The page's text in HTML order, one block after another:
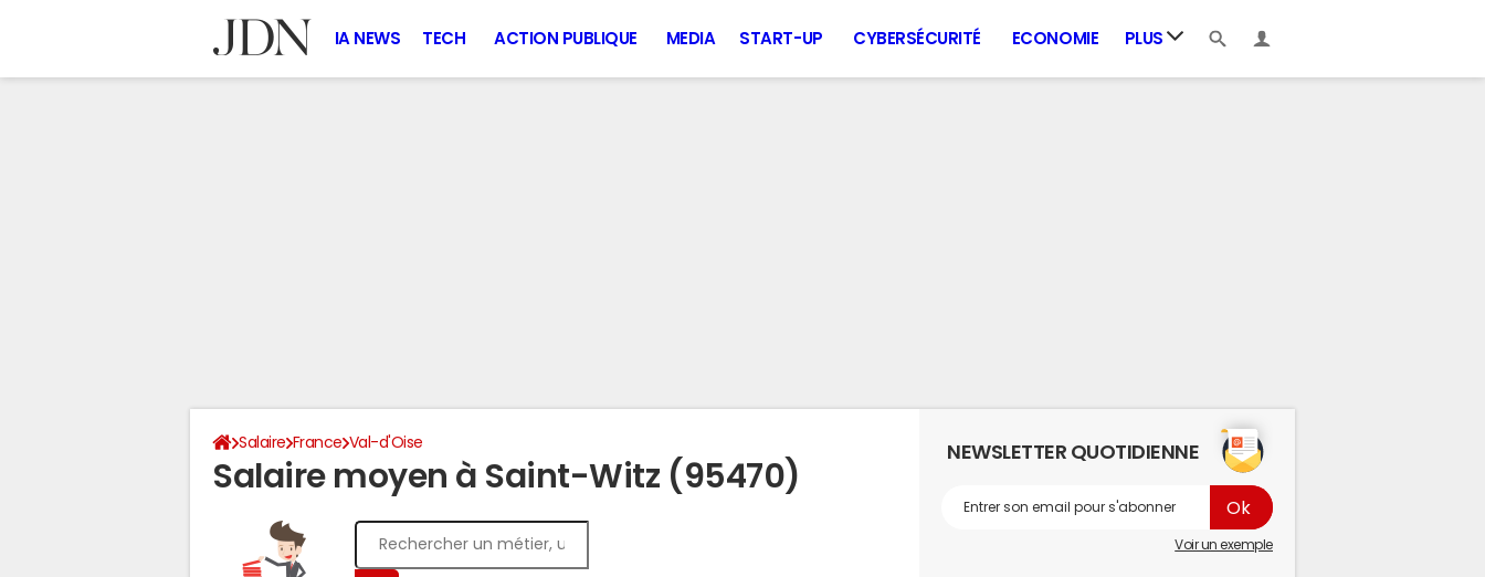
IA NEWS TECH ACTION PUBLIQUE MEDIA START-UP CYBERSÉCURITÉ ECONOMIE PLUS
Salaire France Val-d'Oise
Salaire moyen à Saint-Witz (95470)
NEWSLETTER QUOTIDIENNE
Voir un exemple